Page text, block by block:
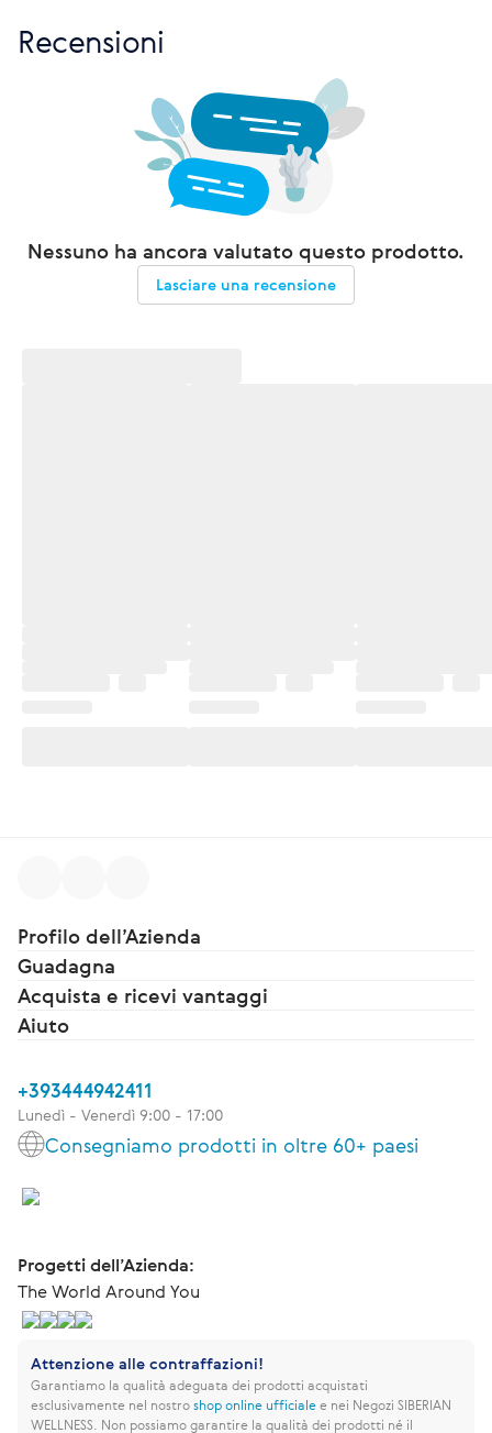
Recensioni
Nessuno ha ancora valutato questo prodotto.
Lasciare una recensione
Profilo dell’Azienda
Guadagna
Acquista e ricevi vantaggi
Aiuto
+393444942411
Lunedì - Venerdì 9:00 - 17:00
Consegniamo prodotti in oltre 60+ paesi
Progetti dell’Azienda:
The World Around You
Attenzione alle contraffazioni!
Garantiamo la qualità adeguata dei prodotti acquistati
esclusivamente nel nostroshop online ufficialee nei Negozi SIBERIAN
WELLNESS. Non possiamo garantire la qualità dei prodotti né il